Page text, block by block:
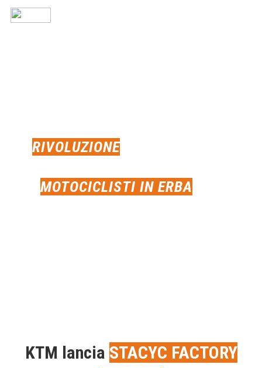
RIVOLUZIONE
MOTOCICLISTI IN ERBA
KTM lancia STACYC FACTORY